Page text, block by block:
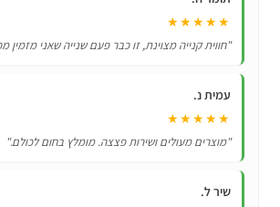
★★★★★
"חווית קנייה מצוינת, זו כבר פעם שנייה שאני מזמין
עמית נ.
★★★★★
"מוצרים מעולים ושירות פצצה. מומלץ בחום לכולם."
שיר ל.